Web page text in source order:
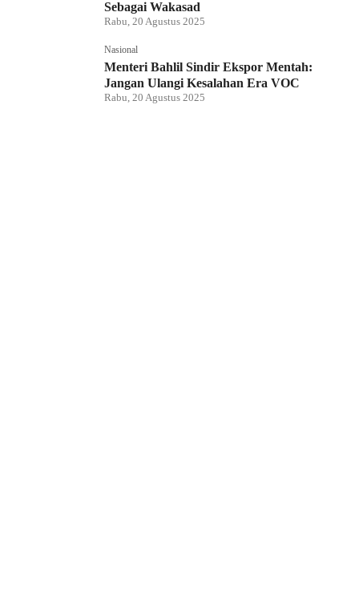
Sebagai Wakasad
Rabu, 20 Agustus 2025
Nasional
Menteri Bahlil Sindir Ekspor Mentah:
Jangan Ulangi Kesalahan Era VOC
Rabu, 20 Agustus 2025